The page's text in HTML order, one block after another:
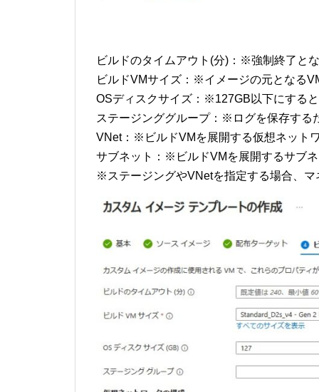
ビルドのタイムアウト(分)：※強制終了と
ビルドVMサイズ：※イメージの元となる
OSディスクサイズ：※127GB以下にする
ステージンググループ：※ログを保存する
VNet：※ビルドVMを展開する仮想ネット
サブネット：※ビルドVMを展開するサブ
※ステージングやVNetを指定する場合、